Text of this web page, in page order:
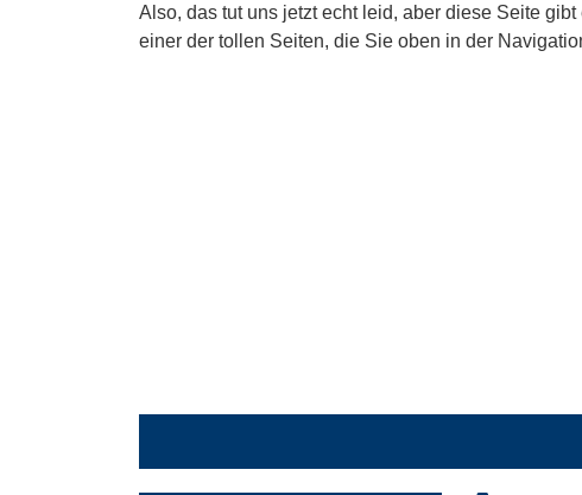
Also, das tut uns jetzt echt leid, aber diese Seite
einer der tollen Seiten, die Sie oben in der